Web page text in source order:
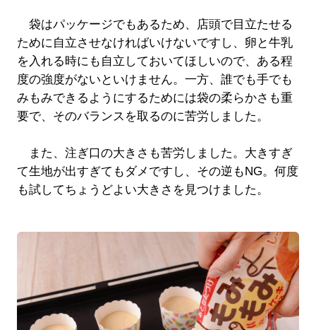
袋はパッケージでもあるため、店頭で目立たせる
ために自立させなければいけないですし、卵と牛乳
を入れる時にも自立しておいてほしいので、ある程
度の強度がないといけません。一方、誰でも手でも
みもみできるようにするためには袋の柔らかさも重
要で、そのバランスを取るのに苦労しました。
また、注ぎ口の大きさも苦労しました。大きすぎ
て生地が出すぎてもダメですし、その逆もNG。何度
も試してちょうどよい大きさを見つけました。